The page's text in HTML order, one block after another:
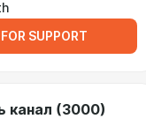
SUPPORT
канал (3000)